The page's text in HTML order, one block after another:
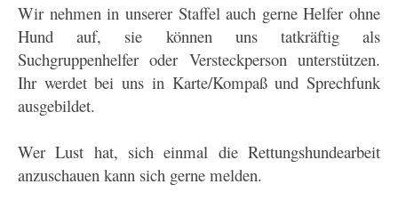
Wir nehmen in unserer Staffel auch gerne Helfer ohne
Hund auf, sie können uns tatkräftig als
Suchgruppenhelfer oder Versteckperson unterstützen.
Ihr werdet bei uns in Karte/Kompaß und Sprechfunk
ausgebildet.
Wer Lust hat, sich einmal die Rettungshundearbeit
anzuschauen kann sich gerne melden.